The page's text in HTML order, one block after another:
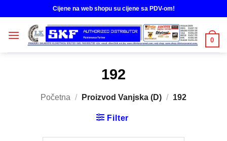
to
content
Cijene na web shopu su cijene sa PDV-om!
0
192
Početna / Proizvod Vanjska (D) / 192
Filter